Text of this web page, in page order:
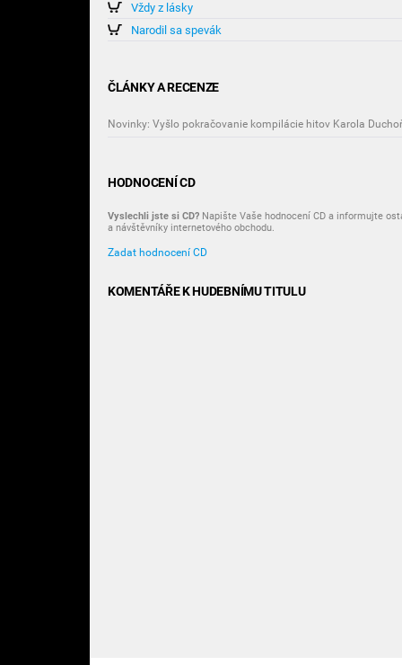
Vždy z lásky
Narodil sa spevák
ČLÁNKY A RECENZE
Novinky: Vyšlo pokračovanie kompilácie hitov Karola
HODNOCENÍ CD
Vyslechli jste si CD? Napište Vaše hodnocení CD a informujte
a návštěvníky internetového obchodu.
Zadat hodnocení CD
KOMENTÁŘE K HUDEBNÍMU TITULU